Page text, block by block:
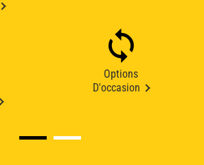
Options
D'occasion